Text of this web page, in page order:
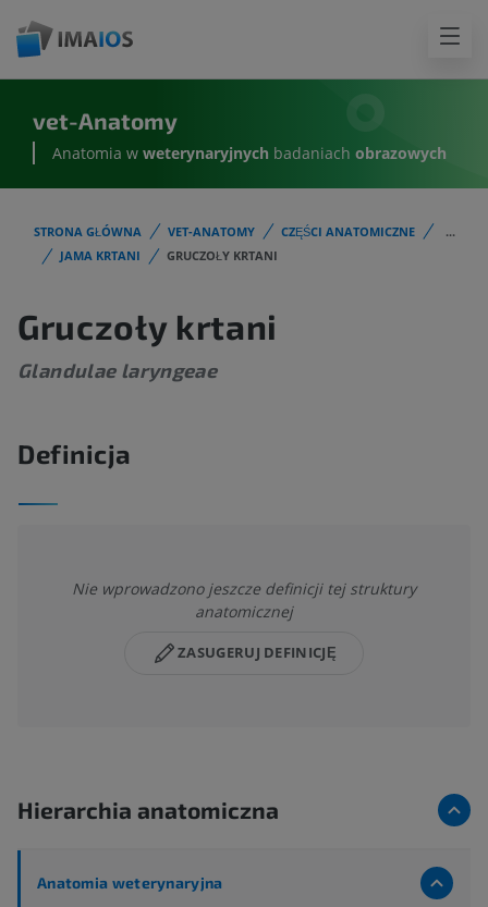
vet-Anatomy
Anatomia w weterynaryjnych badaniach obrazowych
STRONA GŁÓWNA VET-ANATOMY CZĘŚCI ANATOMICZNE
...
JAMA KRTANI
GRUCZOŁY KRTANI
Gruczoły krtani
Glandulae laryngeae
Definicja
Nie wprowadzono jeszcze definicji tej struktury
anatomicznej
ZASUGERUJ DEFINICJĘ
Hierarchia anatomiczna
Anatomia weterynaryjna